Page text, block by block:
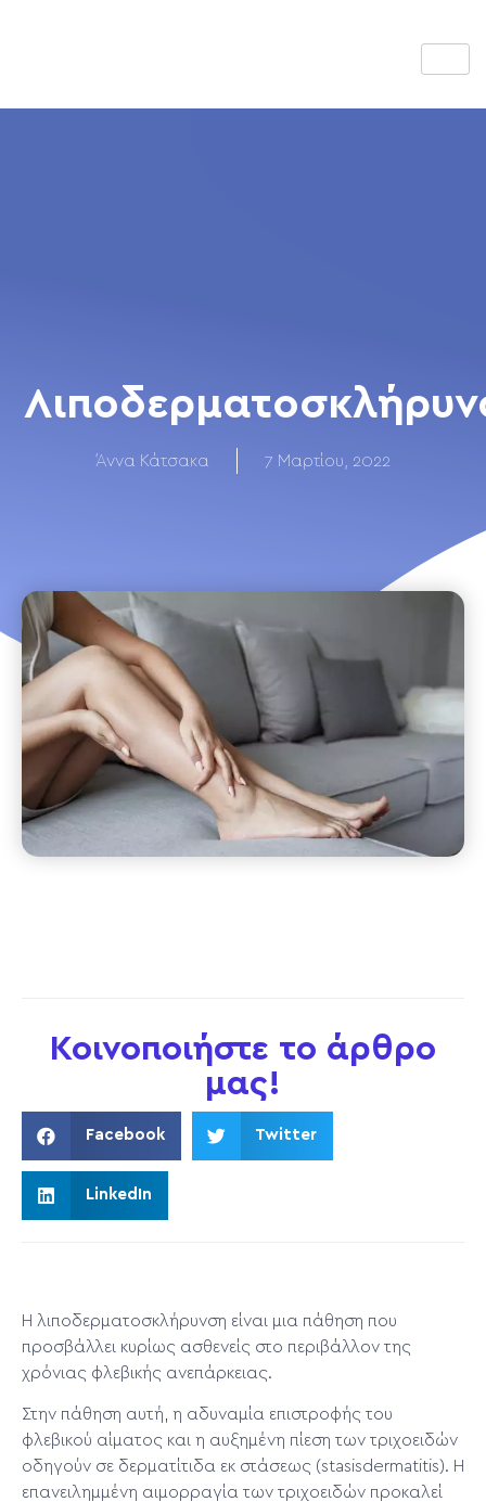
Άννα Κάτσακα 7 Μαρτίου, 2022
Κοινοποιήστε το άρθρο
μας!
Facebook Twitter
LinkedIn
Η λιποδερματοσκλήρυνση είναι μια πάθηση που
προσβάλλει κυρίως ασθενείς στο περιβάλλον της
χρόνιας φλεβικής ανεπάρκειας.
Στην πάθηση αυτή, η αδυναμία επιστροφής του
φλεβικού αίματος και η αυξημένη πίεση των τριχοειδών
οδηγούν σε δερματίτιδα εκ στάσεως (stasisdermatitis). Η
επανειλημμένη αιμορραγία των τριχοειδών προκαλεί